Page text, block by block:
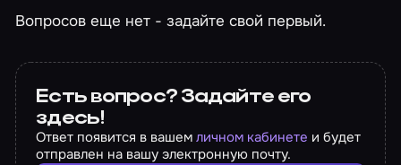
Вопросов еще нет - задайте свой первый.
Есть вопрос? Задайте его
здесь!
Ответ появится в вашемличном кабинете и будет
отправлен на вашу электронную почту.